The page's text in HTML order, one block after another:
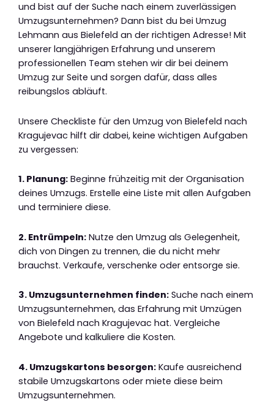
und bist auf der Suche nach einem zuverlässigen
Umzugsunternehmen? Dann bist du bei Umzug
Lehmann aus Bielefeld an der richtigen Adresse! Mit
unserer langjährigen Erfahrung und unserem
professionellen Team stehen wir dir bei deinem
Umzug zur Seite und sorgen dafür, dass alles
reibungslos abläuft.
Unsere Checkliste für den Umzug von Bielefeld nach
Kragujevac hilft dir dabei, keine wichtigen Aufgaben
zu vergessen:
1. Planung: Beginne frühzeitig mit der Organisation
deines Umzugs. Erstelle eine Liste mit allen Aufgaben
und terminiere diese.
2. Entrümpeln: Nutze den Umzug als Gelegenheit,
dich von Dingen zu trennen, die du nicht mehr
brauchst. Verkaufe, verschenke oder entsorge sie.
3. Umzugsunternehmen finden: Suche nach einem
Umzugsunternehmen, das Erfahrung mit Umzügen
von Bielefeld nach Kragujevac hat. Vergleiche
Angebote und kalkuliere die Kosten.
4. Umzugskartons besorgen: Kaufe ausreichend
stabile Umzugskartons oder miete diese beim
Umzugsunternehmen.